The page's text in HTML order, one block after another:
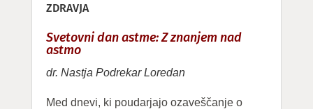
ZDRAVJA
Svetovni dan astme: Z znanjem nad
astmo
dr. Nastja Podrekar Loredan
Med dnevi, ki poudarjajo ozaveščanje o